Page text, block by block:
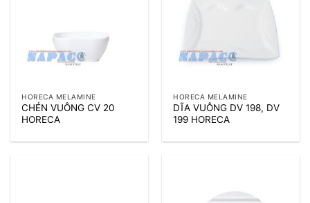
HORECA MELAMINE
CHÉN VUÔNG CV 20
HORECA
HORECA MELAMINE
DĨA VUÔNG DV 198, DV
199 HORECA